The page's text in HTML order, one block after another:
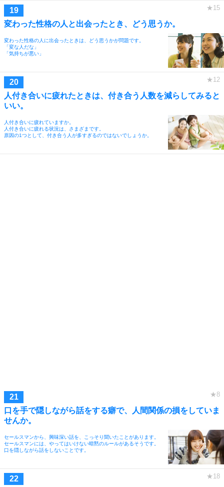
変わった性格の人と出会ったとき、どう思うか。
変わった性格の人に出会ったときは、どう思うかが問題です。
「変な人だな」
「気持ちが悪い」
人付き合いに疲れたときは、付き合う人数を減らしてみると
いい。
人付き合いに疲れていますか。
人付き合いに疲れる状況は、さまざまです。
原因の1つとして、付き合う人が多すぎるのではないでしょうか。
口を手で隠しながら話をする癖で、人間関係の損をしていま
せんか。
セールスマンから、興味深い話を、こっそり聞いたことがあります。
セールスマンには、やってはいけない暗黙のルールがあるそうです。
口を隠しながら話をしないことです。